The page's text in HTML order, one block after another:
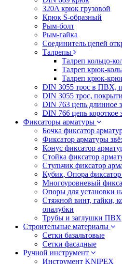
320A крюк грузовой
Крюк S-образный
Рым-болт
Рым-гайка
Соединитель цепей
Талрепы
Талреп кольцо-
Талреп крюк-
Талреп крюк-
DIN 3055 трос в ПВХ,
DIN 3055 трос,
DIN 763 цепь длинное
DIN 766 цепь короткое
Фиксаторы арматуры
Бочка фиксатор
Фиксатор арматуры
Конус фиксатор
Стойка фиксатор
Стульчик фиксатор
Кубик, Опора
Многоуровневый
Опоры для установки
Стяжной винт, гайки,
опалубки
Трубы и заглушки ПВХ
Строительные материалы
Сетки базальтовые
Сетки фасадные
Ручной инструмент
Инструмент KNIPEX